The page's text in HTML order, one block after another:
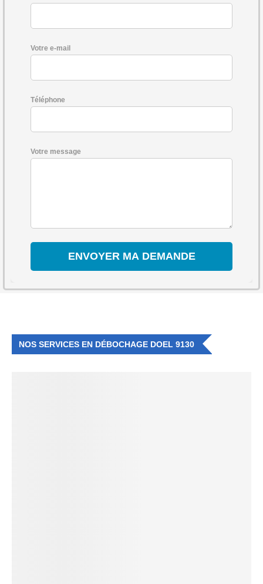
Votre e-mail
Téléphone
Votre message
NOS SERVICES EN DÉBOCHAGE DOEL 9130